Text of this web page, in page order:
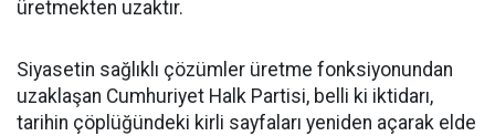
üretmekten uzaktır.
Siyasetin sağlıklı çözümler üretme fonksiyonundan
uzaklaşan Cumhuriyet Halk Partisi, belli ki iktidarı,
tarihin çöplüğündeki kirli sayfaları yeniden açarak elde